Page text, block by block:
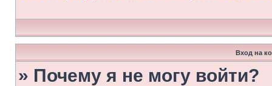
Вход на
» Почему я не могу войти?